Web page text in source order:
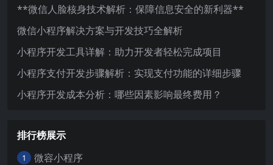
**微信人脸核身技术解析：保障信息安全的新利器**
微信小程序解决方案与开发技巧全解析
小程序开发工具详解：助力开发者轻松完成项目
小程序支付开发步骤解析：实现支付功能的详细步骤
小程序开发成本分析：哪些因素影响最终费用？
排行榜展示
1 微容小程序